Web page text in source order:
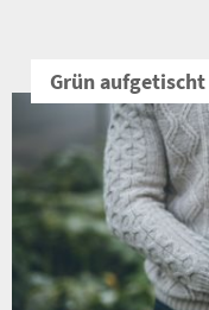
Grün aufgetischt